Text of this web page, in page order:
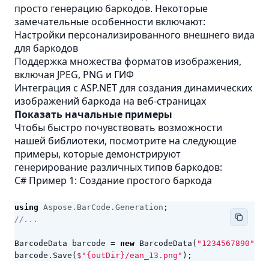
просто генерацию баркодов. Некоторые
замечательные особенности включают:
Настройки персонализированного внешнего вида
для баркодов
Поддержка множества форматов изображения,
включая JPEG, PNG и ГИФ
Интеграция с ASP.NET для создания динамических
изображений баркода на веб-страницах
Показать начальные примеры
Чтобы быстро почувствовать возможности
нашей библиотеки, посмотрите на следующие
примеры, которые демонстрируют
генерирование различных типов баркодов:
C# Пример 1: Создание простого баркода
using Aspose.BarCode.Generation ;
//...
BarcodeData barcode = new BarcodeData ( "1234567890"
barcode . Save ( $"{outDir}/ean_13.png" );